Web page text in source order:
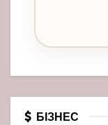
БІЗНЕС